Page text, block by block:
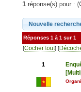
1 réponse(s) pour :
Réponses 1 à 1 sur 1
[Cocher tout] [
1